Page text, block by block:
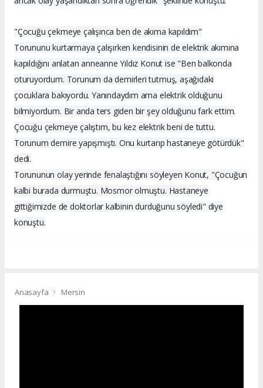
"Çocuğu çekmeye çalışınca ben de akıma kapıldım"
Torununu kurtarmaya çalışırken kendisinin de elektrik akımına
kapıldığını anlatan anneanne Yıldız Konut ise "Ben balkonda
oturuyordum. Torunum da demirleri tutmuş, aşağıdaki
çocuklara bakıyordu. Yanındaydım ama elektrik olduğunu
bilmiyordum. Bir anda ters giden bir şey olduğunu fark ettim.
Çocuğu çekmeye çalıştım, bu kez elektrik beni de tuttu.
Torunum demire yapışmıştı. Onu kurtarıp hastaneye götürdük"
dedi.
Torununun olay yerinde fenalaştığını söyleyen Konut, "Çocuğun
kalbi burada durmuştu. Mosmor olmuştu. Hastaneye
gittiğimizde de doktorlar kalbinin durduğunu söyledi" diye
konuştu.
Anasayfa Mersin